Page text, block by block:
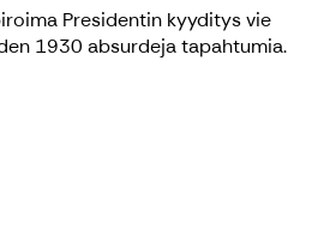
Presidentin kyyditys vie
1930 absurdeja tapahtumia.